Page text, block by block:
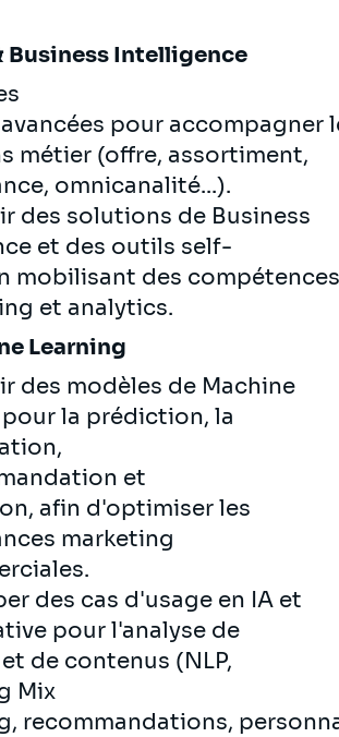
Business Intelligence
pour
métier (offre, assortiment,
omnicanalité...).
des solutions de Business
et des outils self-
mobilisant des
et analytics.
Learning
des modèles de Machine
la prédiction, la
et
afin d'optimiser les
marketing
des cas d'usage en IA et
pour l'analyse de
de contenus (NLP,
Mix
recommandations,